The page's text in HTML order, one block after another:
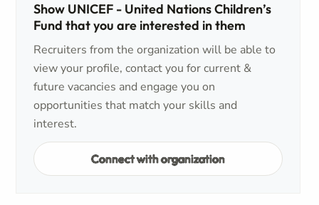
Show UNICEF - United Nations Children’s
Fund that you are interested in them
Recruiters from the organization will be able to
view your profile, contact you for current &
future vacancies and engage you on
opportunities that match your skills and
interest.
Connect with organization